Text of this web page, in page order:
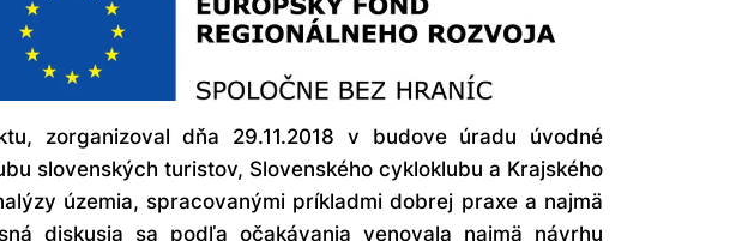
zorganizoval dňa 29.11.2018 v budove úradu úvodné
slovenských turistov, Slovenského cykloklubu a Krajského
územia, spracovanými príkladmi dobrej praxe a najmä
diskusia sa podľa očakávania venovala najmä návrhu